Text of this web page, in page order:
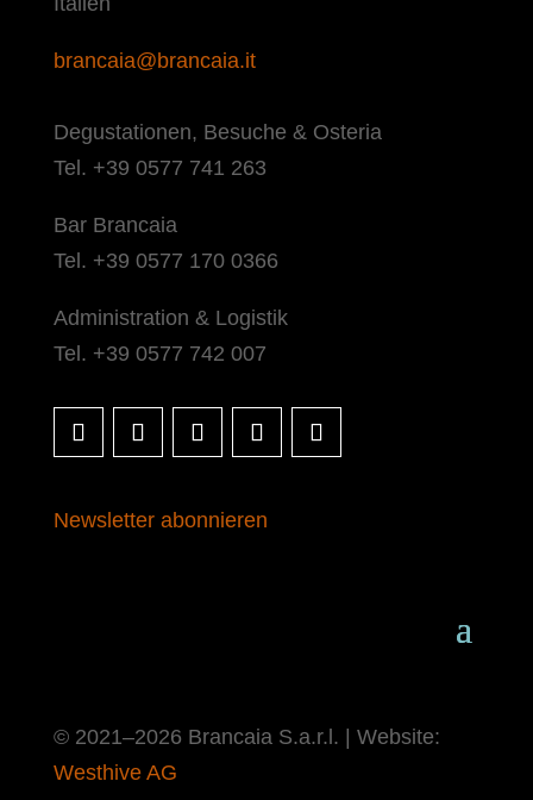
brancaia@brancaia.it
Degustationen, Besuche & Osteria
Tel. +39 0577 741 263
Bar Brancaia
Tel. +39 0577 170 0366
Administration & Logistik
Tel. +39 0577 742 007
Newsletter abonnieren
© 2021–2026 Brancaia S.a.r.l. | Website:
Westhive AG